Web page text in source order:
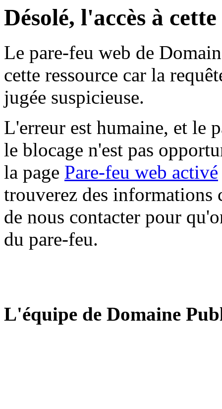
Désolé, l'accès à
Le pare-feu web de
cette ressource car la
jugée suspicieuse.
L'erreur est humaine, et le
le blocage n'est pas
la page Pare-feu web activé
trouverez des informations
de nous contacter pour
du pare-feu.
L'équipe de Domaine